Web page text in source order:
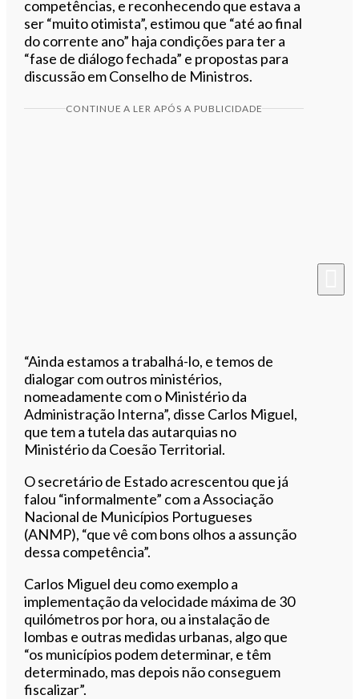
competências, e reconhecendo que estava a
ser “muito otimista”, estimou que “até ao final
do corrente ano” haja condições para ter a
“fase de diálogo fechada” e propostas para
discussão em Conselho de Ministros.
CONTINUE A LER APÓS A PUBLICIDADE
“Ainda estamos a trabalhá-lo, e temos de
dialogar com outros ministérios,
nomeadamente com o Ministério da
Administração Interna”, disse Carlos Miguel,
que tem a tutela das autarquias no
Ministério da Coesão Territorial.
O secretário de Estado acrescentou que já
falou “informalmente” com a Associação
Nacional de Municípios Portugueses
(ANMP), “que vê com bons olhos a assunção
dessa competência”.
Carlos Miguel deu como exemplo a
implementação da velocidade máxima de 30
quilómetros por hora, ou a instalação de
lombas e outras medidas urbanas, algo que
“os municípios podem determinar, e têm
determinado, mas depois não conseguem
fiscalizar”.